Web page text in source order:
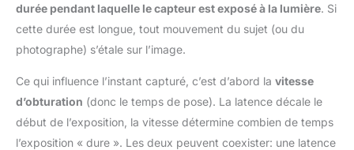
durée pendant laquelle le capteur est exposé à la lumière. Si
cette durée est longue, tout mouvement du sujet (ou du
photographe) s’étale sur l’image.
Ce qui influence l’instant capturé, c’est d’abord la vitesse
d’obturation (donc le temps de pose). La latence décale le
début de l’exposition, la vitesse détermine combien de temps
l’exposition « dure ». Les deux peuvent coexister: une latence